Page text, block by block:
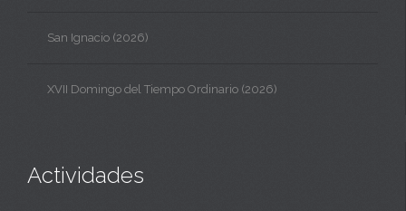
San Ignacio (2026)
XVII Domingo del Tiempo Ordinario (2026)
Actividades